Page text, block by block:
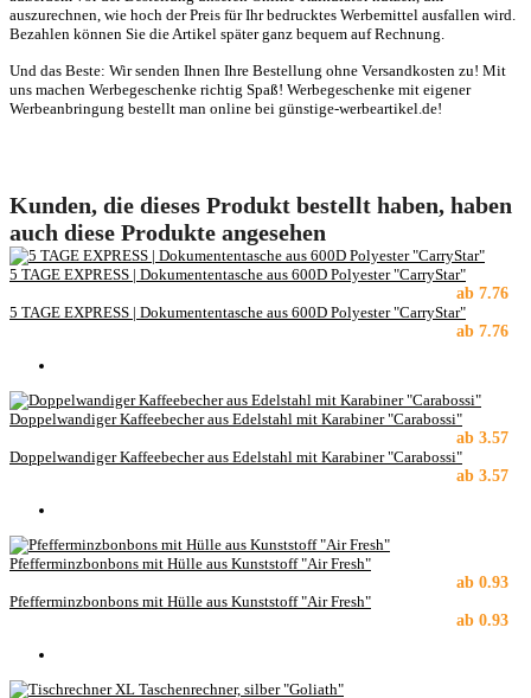
auszurechnen, wie hoch der Preis für Ihr bedrucktes Werbemittel ausfallen wird.
Bezahlen können Sie die Artikel später ganz bequem auf Rechnung.
Und das Beste: Wir senden Ihnen Ihre Bestellung ohne Versandkosten zu! Mit
uns machen Werbegeschenke richtig Spaß! Werbegeschenke mit eigener
Werbeanbringung bestellt man online bei günstige-werbeartikel.de!
Kunden, die dieses Produkt bestellt haben, haben
auch diese Produkte angesehen
5 TAGE EXPRESS | Dokumententasche aus 600D Polyester "CarryStar"
ab 7.76
5 TAGE EXPRESS | Dokumententasche aus 600D Polyester "CarryStar"
ab 7.76
Doppelwandiger Kaffeebecher aus Edelstahl mit Karabiner "Carabossi"
ab 3.57
Doppelwandiger Kaffeebecher aus Edelstahl mit Karabiner "Carabossi"
ab 3.57
Pfefferminzbonbons mit Hülle aus Kunststoff "Air Fresh"
ab 0.93
Pfefferminzbonbons mit Hülle aus Kunststoff "Air Fresh"
ab 0.93